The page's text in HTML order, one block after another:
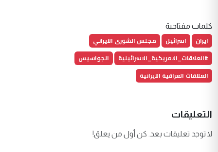
كلمات مفتاحية
ايران اسرائيل
مجلس الشورى الايراني
#العلاقات_الامريكية_الاسرائيلية
الجواسيس
العلاقات العراقية الايرانية
التعليقات
لا توجد تعليقات بعد. كن أول من يعلق!